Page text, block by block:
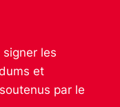
les
et
par le